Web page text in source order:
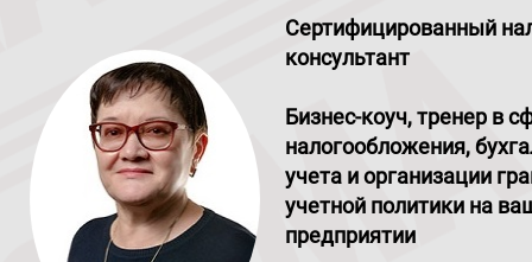
Сертифицированный
консультант
Бизнес-коуч, тренер в
налогообложения,
учета и организации
учетной политики на
предприятии